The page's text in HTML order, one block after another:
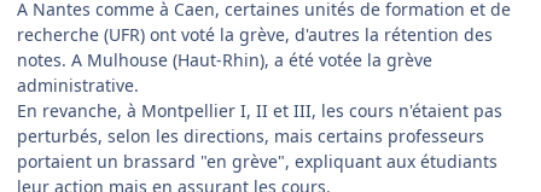
A Nantes comme à Caen, certaines unités de formation et de
recherche (UFR) ont voté la grève, d'autres la rétention des
notes. A Mulhouse (Haut-Rhin), a été votée la grève
administrative.
En revanche, à Montpellier I, II et III, les cours n'étaient pas
perturbés, selon les directions, mais certains professeurs
portaient un brassard "en grève", expliquant aux étudiants
leur action mais en assurant les cours.